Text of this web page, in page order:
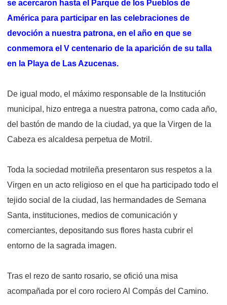
se acercaron hasta el Parque de los Pueblos de
América para participar en las celebraciones de
devoción a nuestra patrona, en el año en que se
conmemora el V centenario de la aparición de su talla
en la Playa de Las Azucenas.
De igual modo, el máximo responsable de la Institución
municipal, hizo entrega a nuestra patrona, como cada año,
del bastón de mando de la ciudad, ya que la Virgen de la
Cabeza es alcaldesa perpetua de Motril.
Toda la sociedad motrileña presentaron sus respetos a la
Virgen en un acto religioso en el que ha participado todo el
tejido social de la ciudad, las hermandades de Semana
Santa, instituciones, medios de comunicación y
comerciantes, depositando sus flores hasta cubrir el
entorno de la sagrada imagen.
Tras el rezo de santo rosario, se ofició una misa
acompañada por el coro rociero Al Compás del Camino.